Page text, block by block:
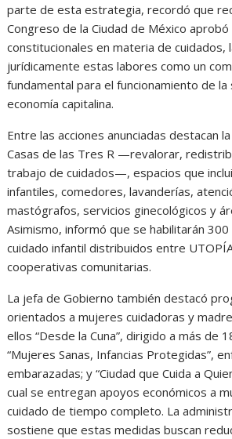
parte de esta estrategia, recordó que
Congreso de la Ciudad de México
constitucionales en materia de cuidados,
jurídicamente estas labores como un
fundamental para el funcionamiento de la
economía capitalina.
Entre las acciones anunciadas destacan
Casas de las Tres R —revalorar,
trabajo de cuidados—, espacios que
infantiles, comedores, lavanderías,
mastógrafos, servicios ginecológicos y
Asimismo, informó que se habilitarán
cuidado infantil distribuidos entre
cooperativas comunitarias.
La jefa de Gobierno también destacó
orientados a mujeres cuidadoras y
ellos “Desde la Cuna”, dirigido a más de
“Mujeres Sanas, Infancias Protegidas”,
embarazadas; y “Ciudad que Cuida a
cual se entregan apoyos económicos a
cuidado de tiempo completo. La
sostiene que estas medidas buscan